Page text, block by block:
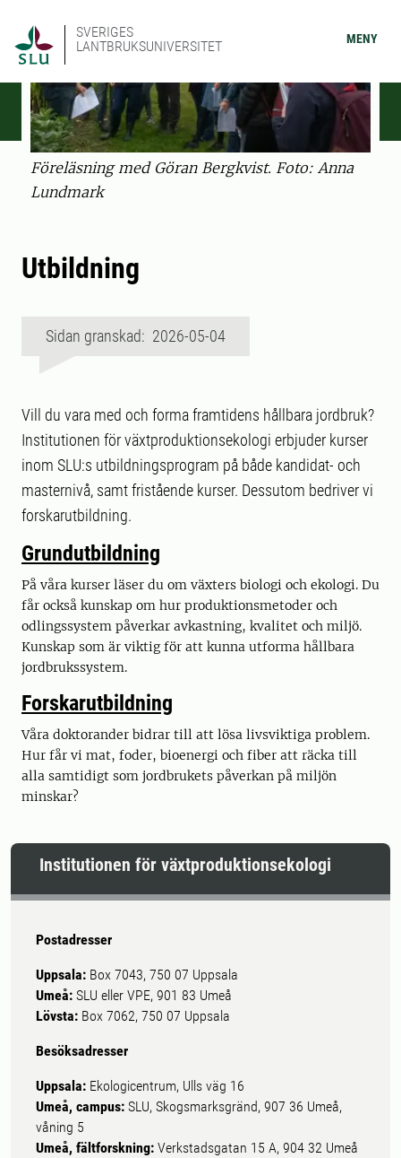
SVERIGES
LANTBRUKSUNIVERSITET
MENY
Föreläsning med Göran Bergkvist. Foto: Anna
Lundmark
Utbildning
Sidan granskad: 2026-05-04
Vill du vara med och forma framtidens hållbara jordbruk?
Institutionen för växtproduktionsekologi erbjuder kurser
inom SLU:s utbildningsprogram på både kandidat- och
masternivå, samt fristående kurser. Dessutom bedriver vi
forskarutbildning.
Grundutbildning
På våra kurser läser du om växters biologi och ekologi. Du
får också kunskap om hur produktionsmetoder och
odlingssystem påverkar avkastning, kvalitet och miljö.
Kunskap som är viktig för att kunna utforma hållbara
jordbrukssystem.
Forskarutbildning
Våra doktorander bidrar till att lösa livsviktiga problem.
Hur får vi mat, foder, bioenergi och fiber att räcka till
alla samtidigt som jordbrukets påverkan på miljön
minskar?
Institutionen för växtproduktionsekologi
Postadresser
Uppsala: Box 7043, 750 07 Uppsala
Umeå: SLU eller VPE, 901 83 Umeå
Lövsta: Box 7062, 750 07 Uppsala
Besöksadresser
Uppsala: Ekologicentrum, Ulls väg 16
Umeå, campus: SLU, Skogsmarksgränd, 907 36 Umeå,
våning 5
Umeå, fältforskning: Verkstadsgatan 15 A, 904 32 Umeå